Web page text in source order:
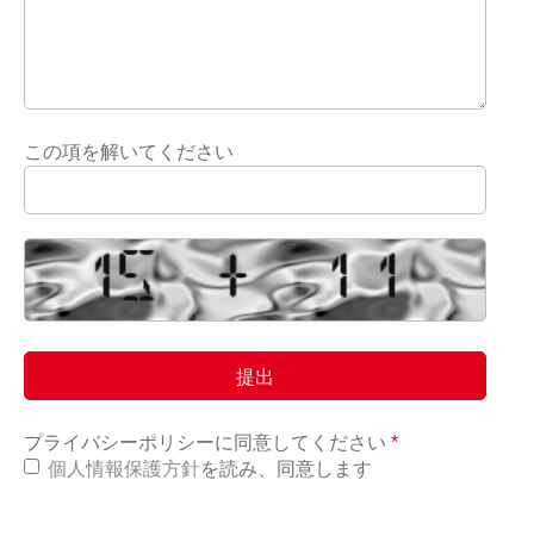
この項を解いてください
プライバシーポリシーに同意してください *
個人情報保護方針を読み、同意します